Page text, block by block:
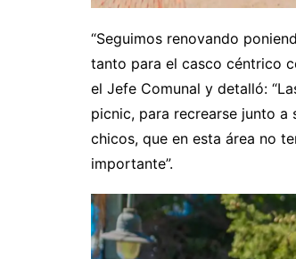
“Seguimos renovando
tanto para el casco céntrico
el Jefe Comunal y detalló:
picnic, para recrearse junto
chicos, que en esta área no
importante”.